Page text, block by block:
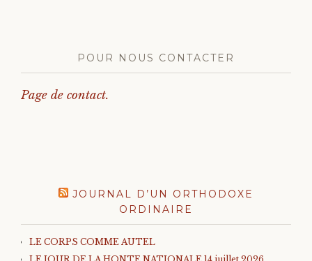
POUR NOUS CONTACTER
Page de contact.
JOURNAL D’UN ORTHODOXE
ORDINAIRE
LE CORPS COMME AUTEL